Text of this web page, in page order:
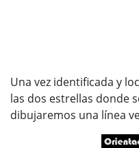
Una vez identificada y
las dos estrellas donde
dibujaremos una línea